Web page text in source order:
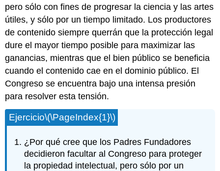
pero sólo con fines de progresar la ciencia y las artes
útiles, y sólo por un tiempo limitado. Los productores
de contenido siempre querrán que la protección legal
dure el mayor tiempo posible para maximizar las
ganancias, mientras que el bien público se beneficia
cuando el contenido cae en el dominio público. El
Congreso se encuentra bajo una intensa presión
para resolver esta tensión.
Ejercicio\(\PageIndex{1}\)
¿Por qué cree que los Padres Fundadores
decidieron facultar al Congreso para proteger
la propiedad intelectual, pero sólo por un